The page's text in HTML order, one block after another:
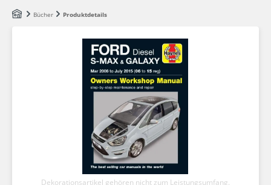
Zum Hauptinhalt springen
Bücher Produktdetails
Dekorationsartikel gehören nicht zum Leistungsumfang.